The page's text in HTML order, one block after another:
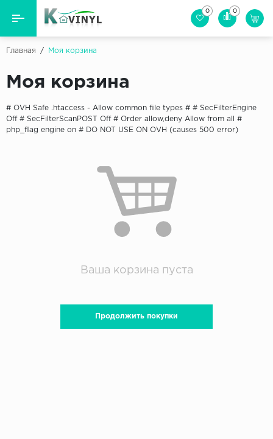
Назад
Виниловая пол (плитка)
FineFlex Wood
IVC
Кварцвиниловая плитка
0 0
Главная / Моя корзина
Моя корзина
# OVH Safe .htaccess - Allow common file types # # SecFilterEngine
Off # SecFilterScanPOST Off # Order allow,deny Allow from all #
php_flag engine on # DO NOT USE ON OVH (causes 500 error)
Ваша корзина пуста
Продолжить покупки